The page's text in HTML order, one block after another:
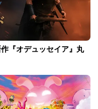
『オデュッセイア』丸